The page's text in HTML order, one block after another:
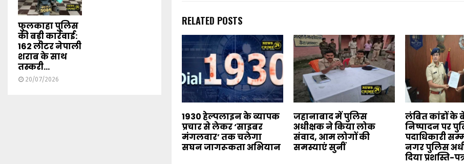
RELATED POSTS
1930 हेल्पलाइन के व्यापक
प्रचार से लेकर ‘साइबर
मंगलवार’ तक चलेगा
सघन जागरूकता अभियान
जहानाबाद में पुलिस
अधीक्षक ने किया लोक
संवाद, आम लोगों की
समस्याएं सुनीं
लंबित कांडों के
निष्पादन पर
पदाधिकारी
नगर पुलिस
दिया प्रशस्ति-
फुलकाहा पुलिस
की बड़ी कार्रवाई:
162 लीटर नेपाली
शराब के साथ
तस्करी...
20/07/2026